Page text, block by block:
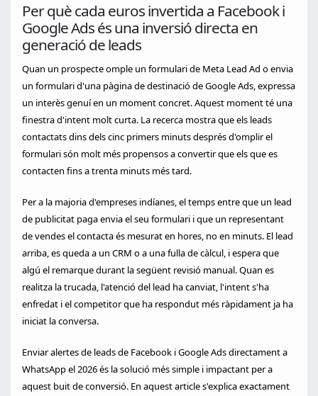
Per què cada euros invertida a Facebook i
Google Ads és una inversió directa en
generació de leads
Quan un prospecte omple un formulari de Meta Lead Ad o envia
un formulari d'una pàgina de destinació de Google Ads, expressa
un interès genuí en un moment concret. Aquest moment té una
finestra d'intent molt curta. La recerca mostra que els leads
contactats dins dels cinc primers minuts després d'omplir el
formulari són molt més propensos a convertir que els que es
contacten fins a trenta minuts més tard.
Per a la majoria d'empreses indíanes, el temps entre que un lead
de publicitat paga envia el seu formulari i que un representant
de vendes el contacta és mesurat en hores, no en minuts. El lead
arriba, es queda a un CRM o a una fulla de càlcul, i espera que
algú el remarque durant la següent revisió manual. Quan es
realitza la trucada, l'atenció del lead ha canviat, l'intent s'ha
enfredat i el competitor que ha respondut més ràpidament ja ha
iniciat la conversa.
Enviar alertes de leads de Facebook i Google Ads directament a
WhatsApp el 2026 és la solució més simple i impactant per a
aquest buit de conversió. En aquest article s'explica exactament